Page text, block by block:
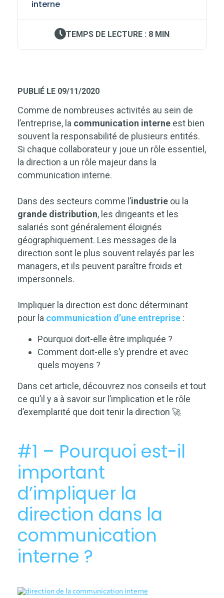
PUBLIÉ LE 09/11/2020
Comme de nombreuses activités au sein de
l’entreprise, la communication interne est bien
souvent la responsabilité de plusieurs entités.
Si chaque collaborateur y joue un rôle essentiel,
la direction a un rôle majeur dans la
communication interne.
Dans des secteurs comme l’industrie ou la
grande distribution, les dirigeants et les
salariés sont généralement éloignés
géographiquement. Les messages de la
direction sont le plus souvent relayés par les
managers, et ils peuvent paraître froids et
impersonnels.
Impliquer la direction est donc déterminant
pour la communication d’une entreprise :
Pourquoi doit-elle être impliquée ?
Comment doit-elle s’y prendre et avec
quels moyens ?
Dans cet article, découvrez nos conseils et tout
ce qu’il y a à savoir sur l’implication et le rôle
d’exemplarité que doit tenir la direction 🚀
#1 – Pourquoi est-il
important
d’impliquer la
direction dans la
communication
interne ?
interne
TEMPS DE LECTURE : 8 MIN